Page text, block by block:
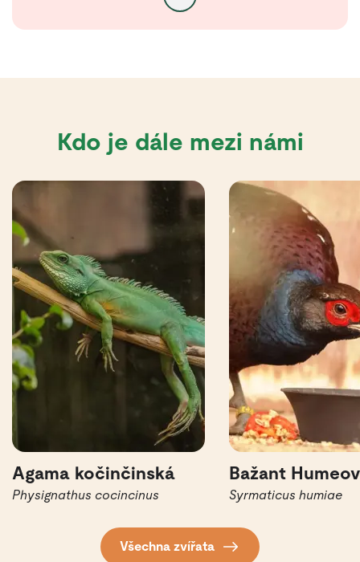
Kdo je dále mezi námi
Agama kočinčinská
Physignathus cocincinus
Bažant
Syrmaticus humiae
Všechna zvířata